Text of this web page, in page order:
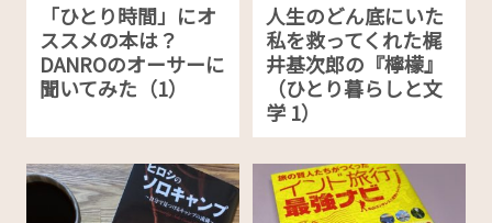
「ひとり時間」にオ
ススメの本は？
DANROのオーサーに
聞いてみた（1）
人生のどん底にいた
私を救ってくれた梶
井基次郎の『檸檬』
（ひとり暮らしと文
学 1）